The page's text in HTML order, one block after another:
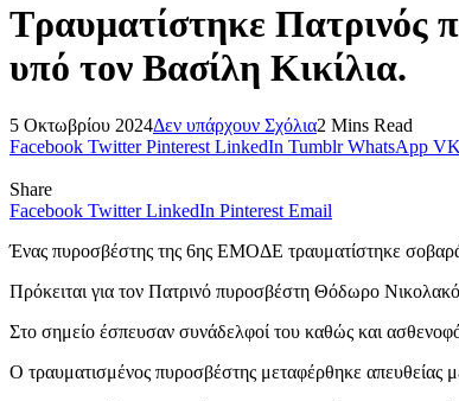
Τραυματίστηκε Πατρινός
υπό τον Βασίλη Κικίλια.
5 Οκτωβρίου 2024Δεν υπάρχουν Σχόλια2 Mins Read
Facebook Twitter Pinterest LinkedIn Tumblr WhatsApp
Share
Facebook Twitter LinkedIn Pinterest Email
Ένας πυροσβέστης της 6ης ΕΜΟΔΕ τραυματίστηκε
Πρόκειται για τον Πατρινό πυροσβέστη Θόδωρο
Στο σημείο έσπευσαν συνάδελφοί του καθώς και
Ο τραυματισμένος πυροσβέστης μεταφέρθηκε απευθείας